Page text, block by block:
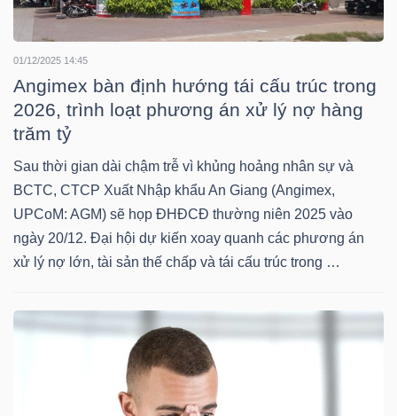
01/12/2025 14:45
Angimex bàn định hướng tái cấu trúc trong
2026, trình loạt phương án xử lý nợ hàng
trăm tỷ
Sau thời gian dài chậm trễ vì khủng hoảng nhân sự và
BCTC, CTCP Xuất Nhập khẩu An Giang (Angimex,
UPCoM: AGM) sẽ họp ĐHĐCĐ thường niên 2025 vào
ngày 20/12. Đại hội dự kiến xoay quanh các phương án
xử lý nợ lớn, tài sản thế chấp và tái cấu trúc trong …
YẾU
TIÊU
DÙNG
THIẾT
YẾU